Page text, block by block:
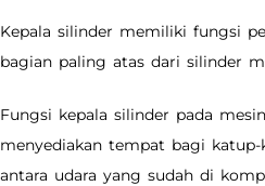
Kepala silinder memiliki fungsi
bagian paling atas dari silinder
Fungsi kepala silinder pada
menyediakan tempat bagi
antara udara yang sudah di